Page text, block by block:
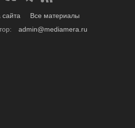
Все материалы
admin@mediamera.ru